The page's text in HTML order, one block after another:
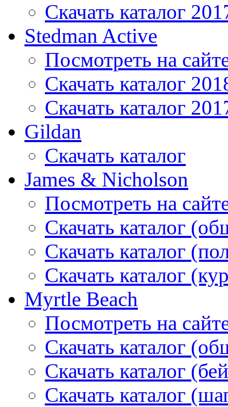
Скачать каталог
Stedman Active
Посмотреть на
Скачать каталог
Скачать каталог
Gildan
Скачать каталог
James & Nicholson
Посмотреть на
Скачать каталог
Скачать каталог
Скачать каталог
Myrtle Beach
Посмотреть на
Скачать каталог
Скачать каталог
Скачать каталог